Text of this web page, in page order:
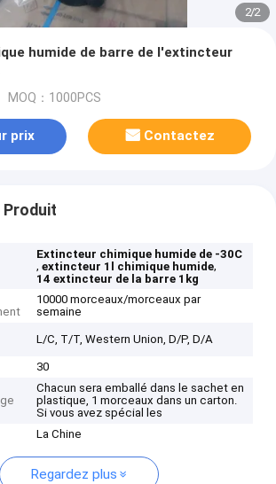
2/2
humide de barre de l'extincteur
MOQ：1000PCS
prix Contactez
Produit
Extincteur chimique humide de -30C
,extincteur 1l chimique humide,
14 extincteur de la barre 1kg
10000 morceaux/morceaux par
semaine
L/C, T/T, Western Union, D/P, D/A
30
Chacun sera emballé dans le sachet en
plastique, 1 morceaux dans un carton.
Si vous avez spécial les
La Chine
Regardez plus